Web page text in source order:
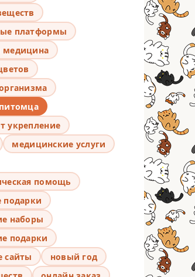
платформы
медицина
укрепление
медицинские услуги
помощь
подарки
наборы
подарки
сайты
новый год